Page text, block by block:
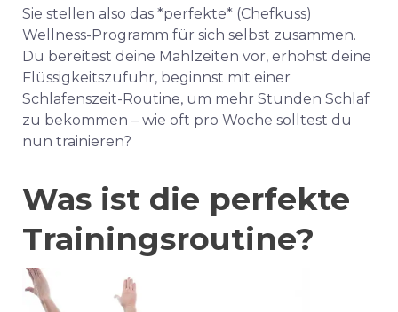
Sie stellen also das *perfekte* (Chefkuss)
Wellness-Programm für sich selbst zusammen.
Du bereitest deine Mahlzeiten vor, erhöhst deine
Flüssigkeitszufuhr, beginnst mit einer
Schlafenszeit-Routine, um mehr Stunden Schlaf
zu bekommen – wie oft pro Woche solltest du
nun trainieren?
Was ist die perfekte
Trainingsroutine?